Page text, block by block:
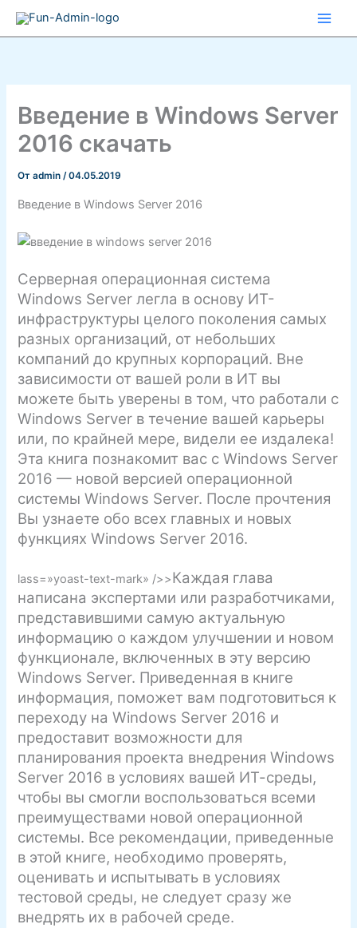
Перейти
Введение в Windows Server
2016 скачать
Отadmin/04.05.2019
Введение в Windows Server 2016
Серверная операционная система
Windows Server легла в основу ИТ-
инфраструктуры целого поколения самых
разных организаций, от небольших
компаний до крупных корпораций. Вне
зависимости от вашей роли в ИТ вы
можете быть уверены в том, что работали с
Windows Server в течение вашей карьеры
или, по крайней мере, видели ее издалека!
Эта книга познакомит вас с Windows Server
2016 — новой версией операционной
системы Windows Server. После прочтения
Вы узнаете обо всех главных и новых
функциях Windows Server 2016.
lass=»yoast-text-mark» />>Каждая глава
написана экспертами или разработчиками,
представившими самую актуальную
информацию о каждом улучшении и новом
функционале, включенных в эту версию
Windows Server. Приведенная в книге
информация, поможет вам подготовиться к
переходу на Windows Server 2016 и
предоставит возможности для
планирования проекта внедрения Windows
Server 2016 в условиях вашей ИТ-среды,
чтобы вы смогли воспользоваться всеми
преимуществами новой операционной
системы. Все рекомендации, приведенные
в этой книге, необходимо проверять,
оценивать и испытывать в условиях
тестовой среды, не следует сразу же
внедрять их в рабочей среде.